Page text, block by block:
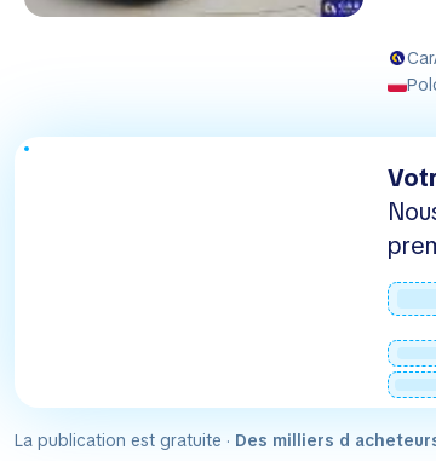
La publication est gratuite · Des milliers d